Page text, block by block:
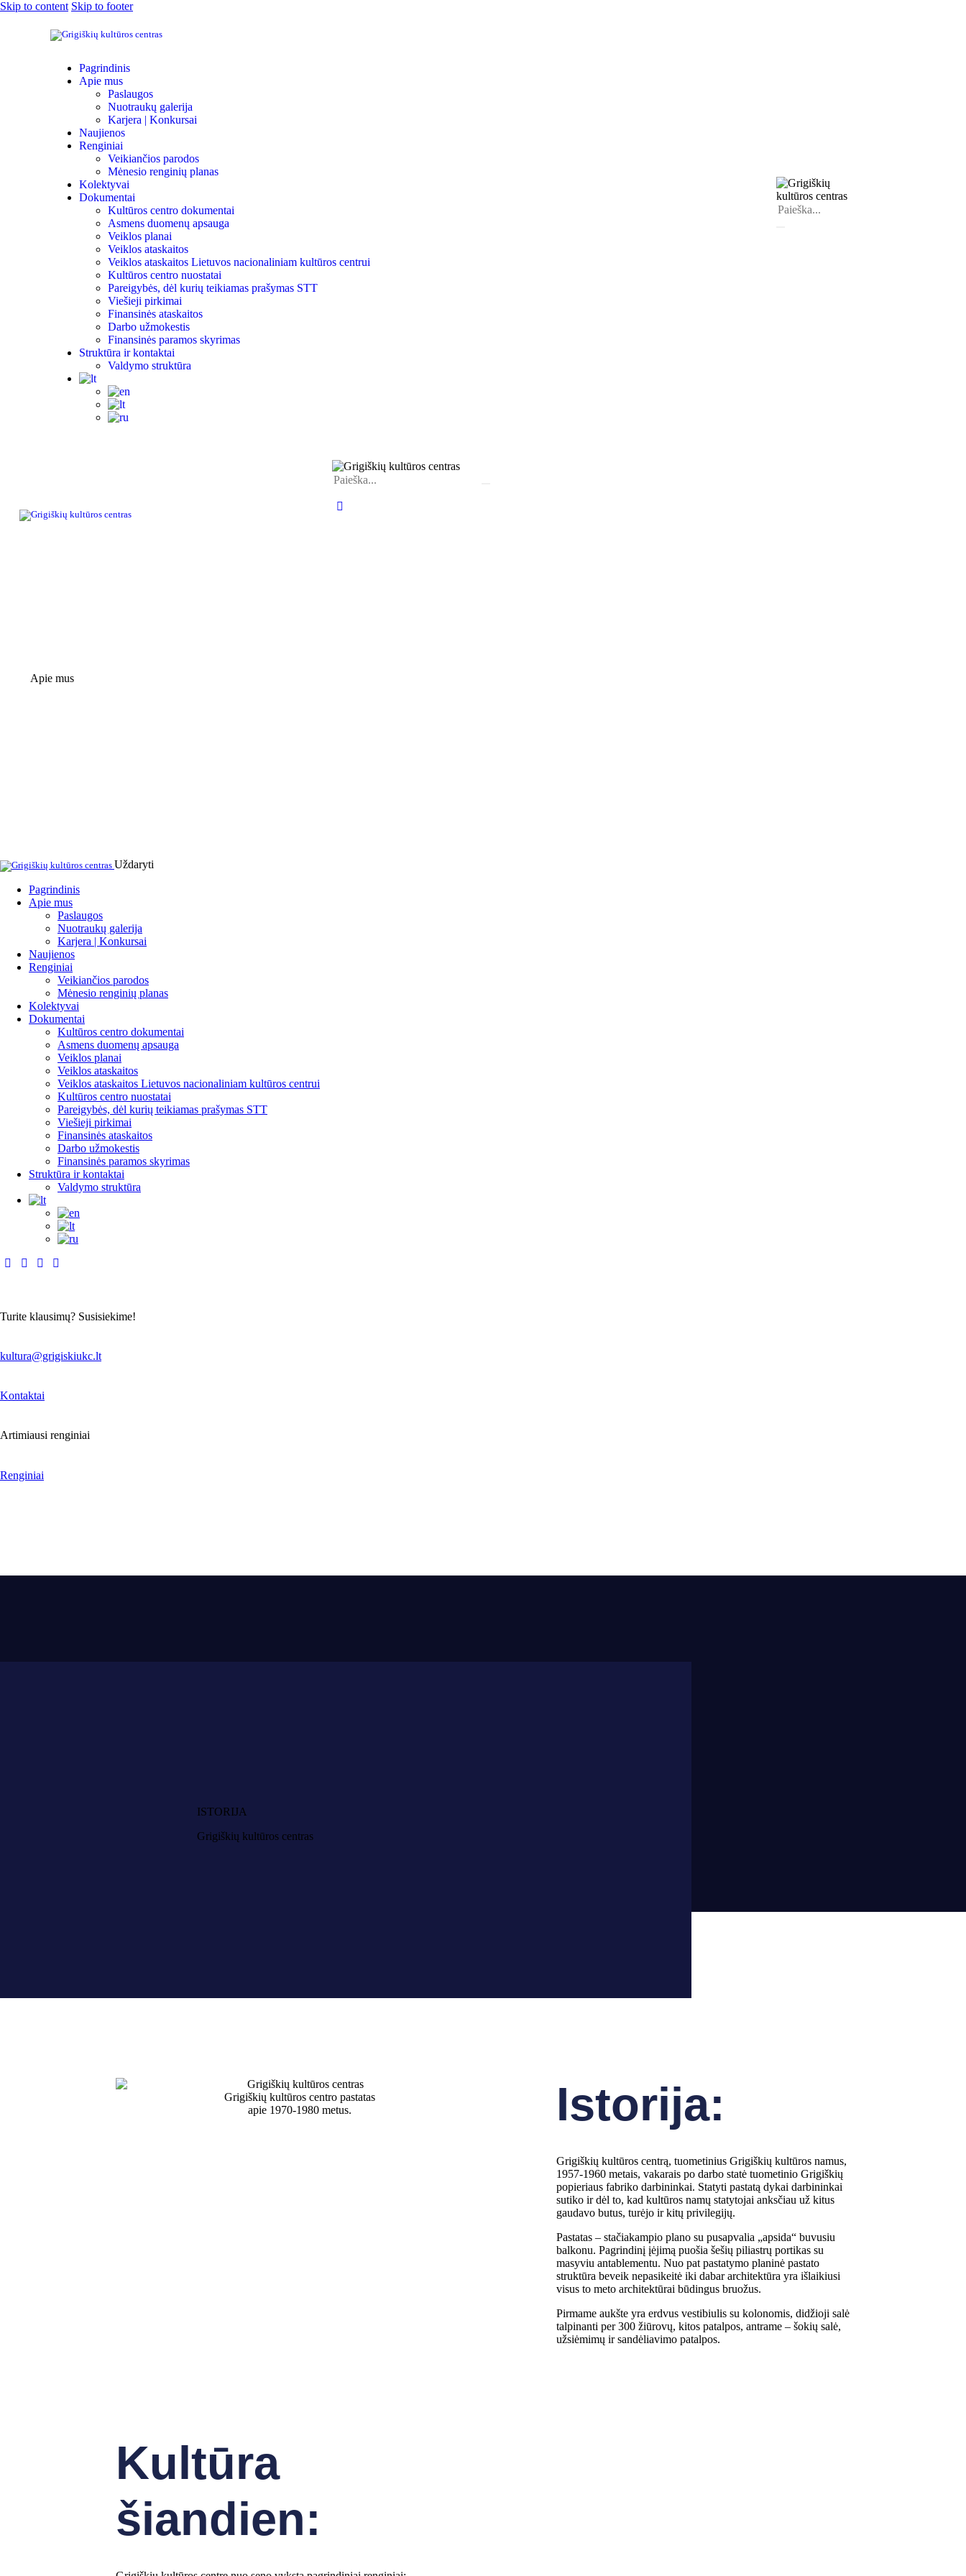
Skip to content Skip to footer
Pagrindinis
Apie mus
Paslaugos
Nuotraukų galerija
Karjera | Konkursai
Naujienos
Renginiai
Veikiančios parodos
Mėnesio renginių planas
Kolektyvai
Dokumentai
Kultūros centro dokumentai
Asmens duomenų apsauga
Veiklos planai
Veiklos ataskaitos
Veiklos ataskaitos Lietuvos nacionaliniam kultūros centrui
Kultūros centro nuostatai
Pareigybės, dėl kurių teikiamas prašymas STT
Viešieji pirkimai
Finansinės ataskaitos
Darbo užmokestis
Finansinės paramos skyrimas
Struktūra ir kontaktai
Valdymo struktūra
Apie mus
Uždaryti
Pagrindinis
Apie mus
Paslaugos
Nuotraukų galerija
Karjera | Konkursai
Naujienos
Renginiai
Veikiančios parodos
Mėnesio renginių planas
Kolektyvai
Dokumentai
Kultūros centro dokumentai
Asmens duomenų apsauga
Veiklos planai
Veiklos ataskaitos
Veiklos ataskaitos Lietuvos nacionaliniam kultūros centrui
Kultūros centro nuostatai
Pareigybės, dėl kurių teikiamas prašymas STT
Viešieji pirkimai
Finansinės ataskaitos
Darbo užmokestis
Finansinės paramos skyrimas
Struktūra ir kontaktai
Valdymo struktūra
Turite klausimų? Susisiekime!
kultura@grigiskiukc.lt
Kontaktai
Artimiausi renginiai
Renginiai
ISTORIJA
Grigiškių kultūros centras
Grigiškių kultūros centro pastatas
apie 1970-1980 metus.
Istorija:
Grigiškių kultūros centrą, tuometinius Grigiškių kultūros namus,
1957-1960 metais, vakarais po darbo statė tuometinio Grigiškių
popieriaus fabriko darbininkai. Statyti pastatą dykai darbininkai
sutiko ir dėl to, kad kultūros namų statytojai anksčiau už kitus
gaudavo butus, turėjo ir kitų privilegijų.
Pastatas – stačiakampio plano su pusapvalia „apsida“ buvusiu
balkonu. Pagrindinį įėjimą puošia šešių piliastrų portikas su
masyviu antablementu. Nuo pat pastatymo planinė pastato
struktūra beveik nepasikeitė iki dabar architektūra yra išlaikiusi
visus to meto architektūrai būdingus bruožus.
Pirmame aukšte yra erdvus vestibiulis su kolonomis, didžioji salė
talpinanti per 300 žiūrovų, kitos patalpos, antrame – šokių salė,
užsiėmimų ir sandėliavimo patalpos.
Kultūra
šiandien: